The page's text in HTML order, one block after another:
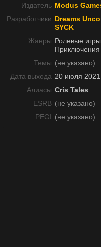
Издатель Modus
Разработчики Dreams
SYCK
Жанры Ролевые игры
Приключения
Темы (не указано)
Дата выхода 20 июля 2021
Алиасы Cris Tales
ESRB (не указано)
PEGI (не указано)